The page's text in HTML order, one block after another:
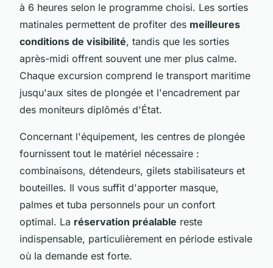
à 6 heures selon le programme choisi. Les sorties
matinales permettent de profiter des meilleures
conditions de visibilité, tandis que les sorties
après-midi offrent souvent une mer plus calme.
Chaque excursion comprend le transport maritime
jusqu'aux sites de plongée et l'encadrement par
des moniteurs diplômés d'État.
Concernant l'équipement, les centres de plongée
fournissent tout le matériel nécessaire :
combinaisons, détendeurs, gilets stabilisateurs et
bouteilles. Il vous suffit d'apporter masque,
palmes et tuba personnels pour un confort
optimal. La réservation préalable reste
indispensable, particulièrement en période estivale
où la demande est forte.